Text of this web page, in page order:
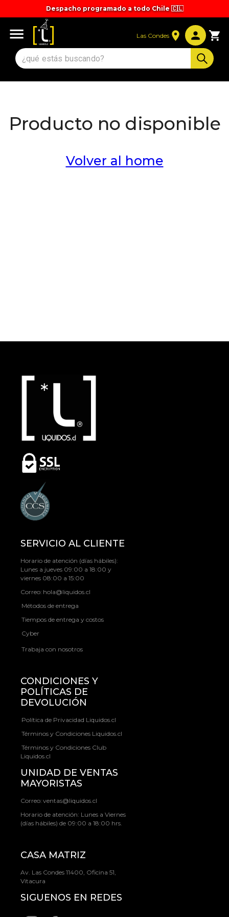
Despacho programado a todo Chile 🇨🇱
Las Condes
Producto no disponible
Volver al home
SERVICIO AL CLIENTE
Horario de atención (días hábiles):
Lunes a jueves 09:00 a 18:00 y
viernes 08:00 a 15:00
Correo: hola@liquidos.cl
Métodos de entrega
Tiempos de entrega y costos
Cyber
Trabaja con nosotros
CONDICIONES Y
POLÍTICAS DE
DEVOLUCIÓN
Política de Privacidad Liquidos.cl
Términos y Condiciones Liquidos.cl
Términos y Condiciones Club
Liquidos.cl
UNIDAD DE VENTAS
MAYORISTAS
Correo: ventas@liquidos.cl
Horario de atención: Lunes a Viernes
(días hábiles) de 09:00 a 18:00 hrs.
CASA MATRIZ
Av. Las Condes 11400, Oficina 51,
Vitacura
SIGUENOS EN REDES